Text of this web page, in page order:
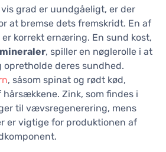
grad er uundgåeligt, er der
at bremse dets fremskridt. En af
korrekt ernæring. En sund kost,
, spiller en nøglerolle i at
deres sundhed.
, såsom spinat og rødt kød,
Zink, som findes i
til vævsregenerering, mens
er vigtige for produktionen af